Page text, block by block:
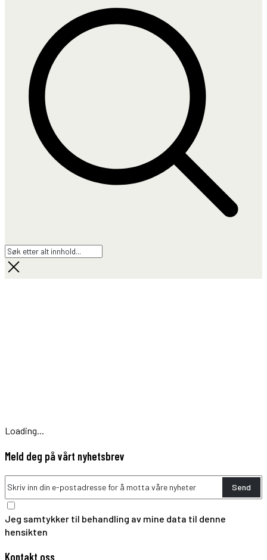
Loading...
Meld deg på vårt nyhetsbrev
Send
Jeg samtykker til behandling av mine data til denne
hensikten
Kontakt oss